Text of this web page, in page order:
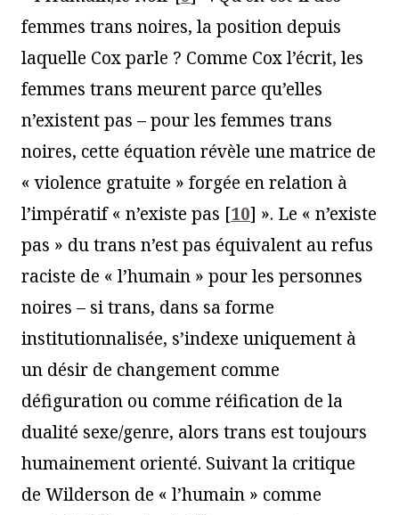
femmes trans noires, la position depuis
laquelle Cox parle ? Comme Cox l’écrit, les
femmes trans meurent parce qu’elles
n’existent pas – pour les femmes trans
noires, cette équation révèle une matrice de
« violence gratuite » forgée en relation à
l’impératif « n’existe pas [10] ». Le « n’existe
pas » du trans n’est pas équivalent au refus
raciste de « l’humain » pour les personnes
noires – si trans, dans sa forme
institutionnalisée, s’indexe uniquement à
un désir de changement comme
défiguration ou comme réification de la
dualité sexe/genre, alors trans est toujours
humainement orienté. Suivant la critique
de Wilderson de « l’humain » comme